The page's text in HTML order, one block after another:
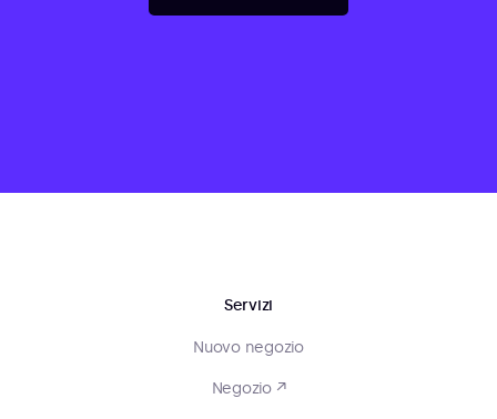
Servizi
Nuovo negozio
Negozio ↗